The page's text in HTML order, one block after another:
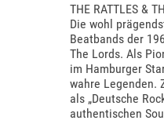
THE RATTLES &
Die wohl
Beatbands der
The Lords. Als
im Hamburger
wahre Legenden.
als „Deutsche
authentischen